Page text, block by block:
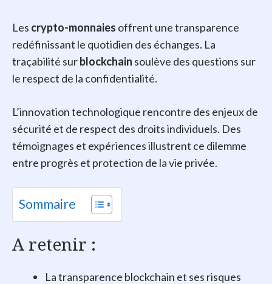
Les crypto-monnaies offrent une transparence
redéfinissant le quotidien des échanges. La
traçabilité surblockchain soulève des questions sur
le respect de la confidentialité.
L’innovation technologique rencontre des enjeux de
sécurité et de respect des droits individuels. Des
témoignages et expériences illustrent ce dilemme
entre progrès et protection de la vie privée.
Sommaire
A retenir :
La transparence blockchain et ses risques